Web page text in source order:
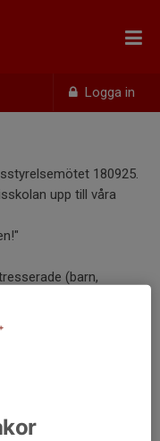
Logga in
180925.
upp till våra
(barn,
fysiskt, mentalt och
personliga mål.